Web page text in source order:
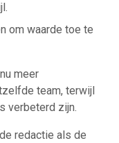
om waarde toe te
meer
team, terwijl
verbeterd zijn.
redactie als de